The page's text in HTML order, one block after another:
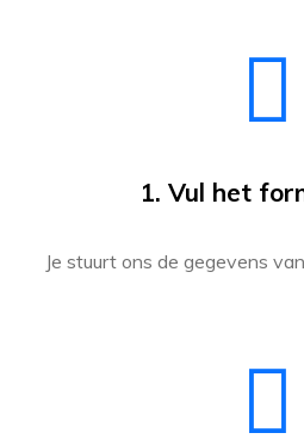
1. Vul het
Je stuurt ons de gegevens